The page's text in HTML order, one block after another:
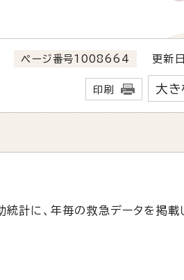
ページ番号1008664 更新
印刷 大き
計に、年毎の救急データを掲載